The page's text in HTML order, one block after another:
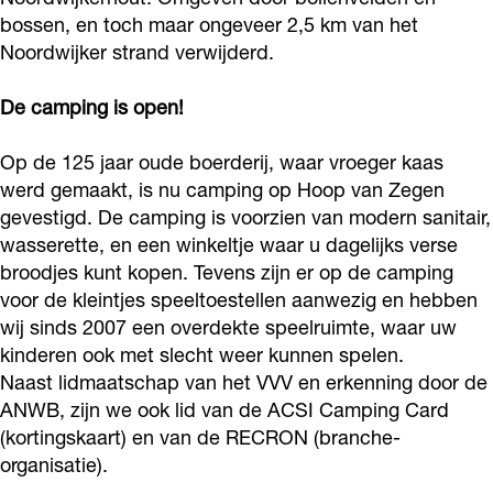
H
o
p
v
a
n
Z
e
g
e
n
O
p
o
p
v
a
n
Z
e
g
e
n
g
O
H
o
p
v
a
n
Z
e
g
e
n
H
o
p
a
n
Z
e
g
e
n
n
g
p
o
o
p
v
a
n
Z
e
g
bossen, en toch maar ongeveer 2,5 km van het
Noordwijker strand verwijderd.
De camping is open!
Op de 125 jaar oude boerderij, waar vroeger kaas
werd gemaakt, is nu camping op Hoop van Zegen
gevestigd. De camping is voorzien van modern sanitair,
wasserette, en een winkeltje waar u dagelijks verse
broodjes kunt kopen. Tevens zijn er op de camping
voor de kleintjes speeltoestellen aanwezig en hebben
wij sinds 2007 een overdekte speelruimte, waar uw
kinderen ook met slecht weer kunnen spelen.
Naast lidmaatschap van het VVV en erkenning door de
ANWB, zijn we ook lid van de ACSI Camping Card
(kortingskaart) en van de RECRON (branche-
organisatie).